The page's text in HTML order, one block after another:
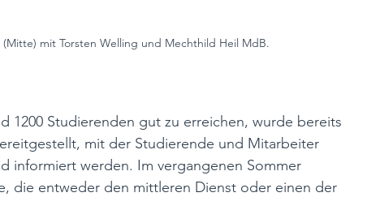
(Mitte) mit Torsten Welling und Mechthild Heil MdB.
1200 Studierenden gut zu erreichen, wurde bereits
mit der Studierende und Mitarbeiter
informiert werden. Im vergangenen Sommer
die entweder den mittleren Dienst oder einen der